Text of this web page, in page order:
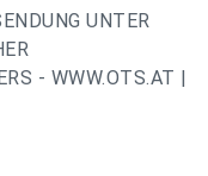
UNTER
- WWW.OTS.AT |